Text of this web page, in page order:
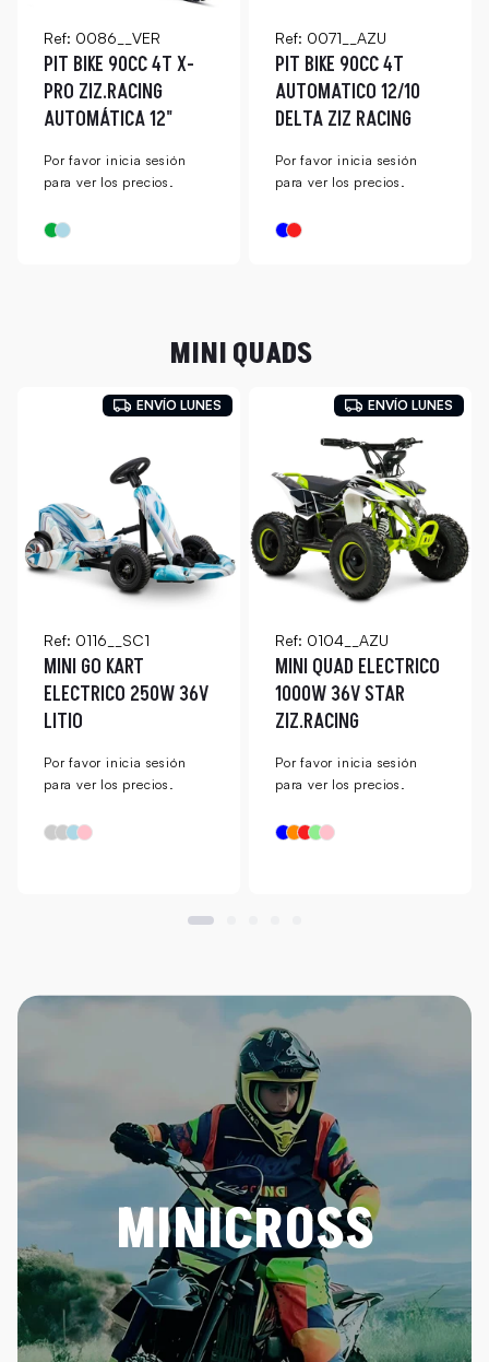
Ref: 0086__VER
PIT BIKE 90CC 4T X-
PRO ZIZ.RACING
AUTOMÁTICA 12"
Por favor inicia sesión
para ver los precios.
Ref: 0071__AZU
PIT BIKE 90CC 4T
AUTOMATICO 12/10
DELTA ZIZ RACING
Por favor inicia sesión
para ver los precios.
MINI QUADS
ENVÍO LUNES
Ref: 0116__SC1
MINI GO KART
ELECTRICO 250W 36V
LITIO
Por favor inicia sesión
para ver los precios.
ENVÍO LUNES
Ref: 0104__AZU
MINI QUAD ELECTRICO
1000W 36V STAR
ZIZ.RACING
Por favor inicia sesión
para ver los precios.
MINICROSS